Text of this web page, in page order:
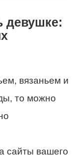
девушке:
вязаньем и
то можно
сайты вашего